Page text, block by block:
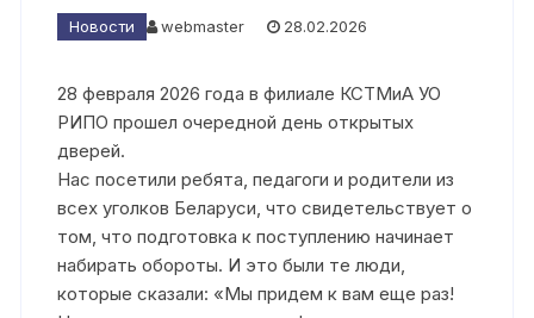
Новости webmaster 28.02.2026
28 февраля 2026 года в филиале КСТМиА УО
РИПО прошел очередной день открытых
дверей.
Нас посетили ребята, педагоги и родители из
всех уголков Беларуси, что свидетельствует о
том, что подготовка к поступлению начинает
набирать обороты. И это были те люди,
которые сказали: «Мы придем к вам еще раз!